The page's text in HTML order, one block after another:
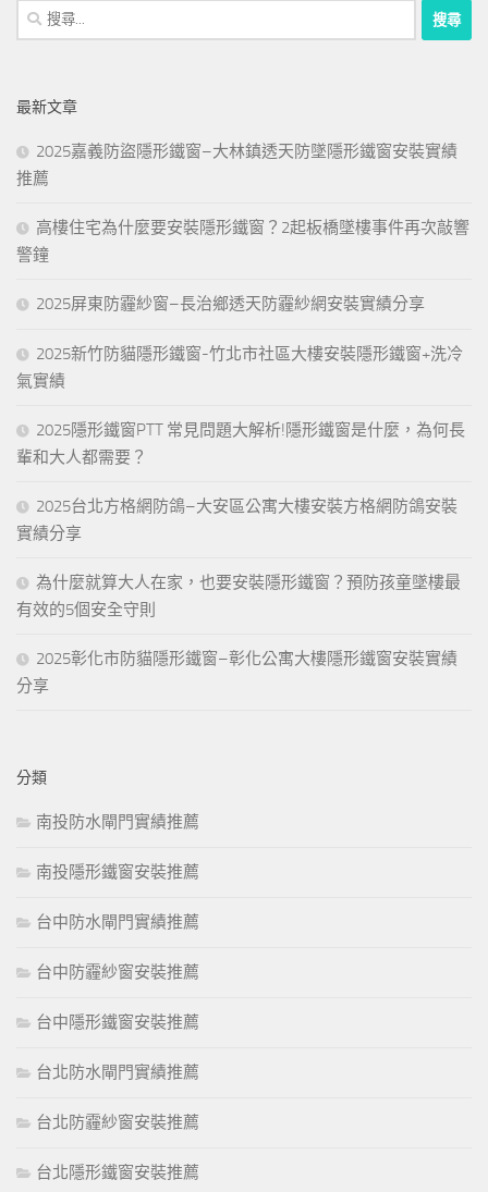
搜
尋
字:
最新文章
2025嘉義防盜隱形鐵窗–大林鎮透天防墜隱形鐵窗安裝實績
推薦
高樓住宅為什麼要安裝隱形鐵窗？2起板橋墜樓事件再次敲響
警鐘
2025屏東防霾紗窗–長治鄉透天防霾紗網安裝實績分享
2025新竹防貓隱形鐵窗-竹北市社區大樓安裝隱形鐵窗+洗冷
氣實績
2025隱形鐵窗PTT 常見問題大解析!隱形鐵窗是什麼，為何長
輩和大人都需要？
2025台北方格網防鴿–大安區公寓大樓安裝方格網防鴿安裝
實績分享
為什麼就算大人在家，也要安裝隱形鐵窗？預防孩童墜樓最
有效的5個安全守則
2025彰化市防貓隱形鐵窗–彰化公寓大樓隱形鐵窗安裝實績
分享
分類
南投防水閘門實績推薦
南投隱形鐵窗安裝推薦
台中防水閘門實績推薦
台中防霾紗窗安裝推薦
台中隱形鐵窗安裝推薦
台北防水閘門實績推薦
台北防霾紗窗安裝推薦
台北隱形鐵窗安裝推薦